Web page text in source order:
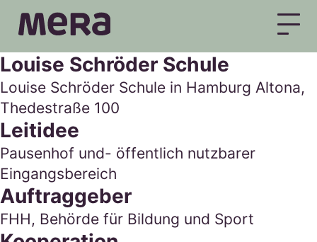
Louise Schröder Schule
Louise Schröder Schule in Hamburg Altona,
Thedestraße 100
Leitidee
Pausenhof und- öffentlich nutzbarer
Eingangsbereich
Auftraggeber
FHH, Behörde für Bildung und Sport